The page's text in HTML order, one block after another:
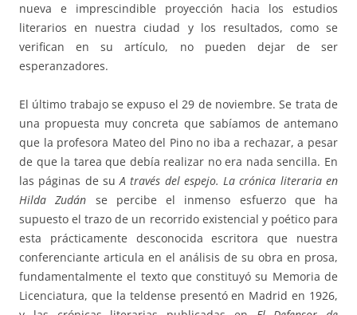
nueva e imprescindible proyección hacia los estudios
literarios en nuestra ciudad y los resultados, como se
verifican en su artículo, no pueden dejar de ser
esperanzadores.
El último trabajo se expuso el 29 de noviembre. Se trata de
una propuesta muy concreta que sabíamos de antemano
que la profesora Mateo del Pino no iba a rechazar, a pesar
de que la tarea que debía realizar no era nada sencilla. En
las páginas de suA través del espejo. La crónica literaria en
Hilda Zudán
se percibe el inmenso esfuerzo que ha
supuesto el trazo de un recorrido existencial y poético para
esta prácticamente desconocida escritora que nuestra
conferenciante articula en el análisis de su obra en prosa,
fundamentalmente el texto que constituyó su Memoria de
Licenciatura, que la teldense presentó en Madrid en 1926,